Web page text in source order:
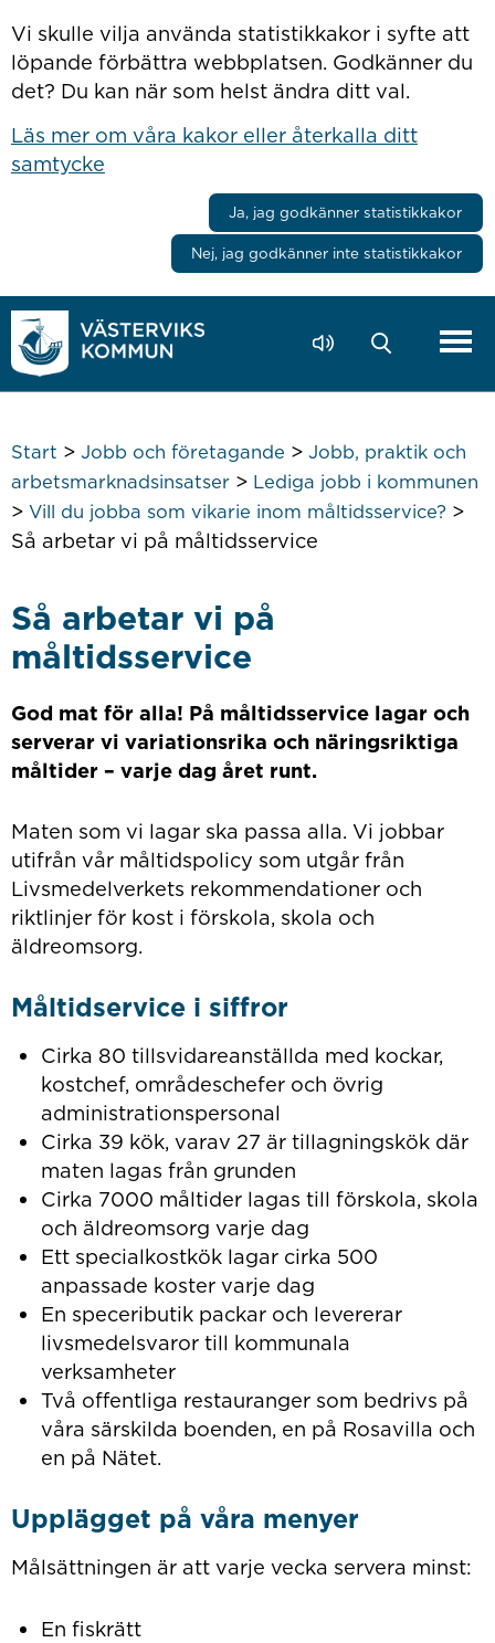
Vi skulle vilja använda statistikkakor i syfte att
löpande förbättra webbplatsen. Godkänner du
det? Du kan när som helst ändra ditt val.
Läs mer om våra kakor eller återkalla ditt
samtycke
Ja, jag godkänner statistikkakor
Nej, jag godkänner inte statistikkakor
Start > Jobb och företagande > Jobb, praktik och
arbetsmarknadsinsatser> Lediga jobb i kommunen
> Vill du jobba som vikarie inom måltidsservice? >
Så arbetar vi på måltidsservice
Så arbetar vi på
måltidsservice
God mat för alla! På måltidsservice lagar och
serverar vi variationsrika och näringsriktiga
måltider – varje dag året runt.
Maten som vi lagar ska passa alla. Vi jobbar
utifrån vår måltidspolicy som utgår från
Livsmedelverkets rekommendationer och
riktlinjer för kost i förskola, skola och
äldreomsorg.
Måltidservice i siffror
Cirka 80 tillsvidareanställda med kockar,
kostchef, områdeschefer och övrig
administrationspersonal
Cirka 39 kök, varav 27 är tillagningskök där
maten lagas från grunden
Cirka 7000 måltider lagas till förskola, skola
och äldreomsorg varje dag
Ett specialkostkök lagar cirka 500
anpassade koster varje dag
En speceributik packar och levererar
livsmedelsvaror till kommunala
verksamheter
Två offentliga restauranger som bedrivs på
våra särskilda boenden, en på Rosavilla och
en på Nätet.
Upplägget på våra menyer
Målsättningen är att varje vecka servera minst:
En fiskrätt